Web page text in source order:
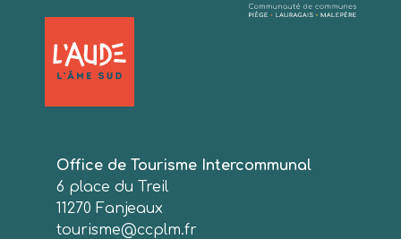
Office de Tourisme Intercommunal
6 place du Treil
11270 Fanjeaux
tourisme@ccplm.fr